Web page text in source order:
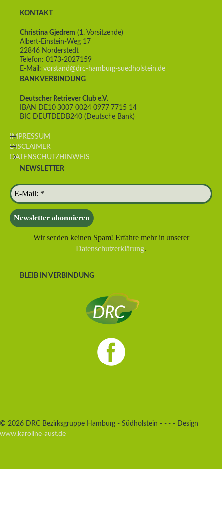
KONTAKT
Christina Gjedrem (1. Vorsitzende)
Albert-Einstein-Weg 17
22846 Norderstedt
Telefon: 0173-2027159
E-Mail: vorstand@drc-hamburg-suedholstein.de
BANKVERBINDUNG
Deutscher Retriever Club e.V.
IBAN DE10 3007 0024 0977 7715 14
BIC DEUTDEDB240 (Deutsche Bank)
IMPRESSUM
DISCLAIMER
DATENSCHUTZHINWEIS
NEWSLETTER
Wir senden keinen Spam! Erfahre mehr in unserer
Datenschutzerklärung.
BLEIB IN VERBINDUNG
© 2026 DRC Bezirksgruppe Hamburg - Südholstein - - - - Design
www.karoline-aust.de